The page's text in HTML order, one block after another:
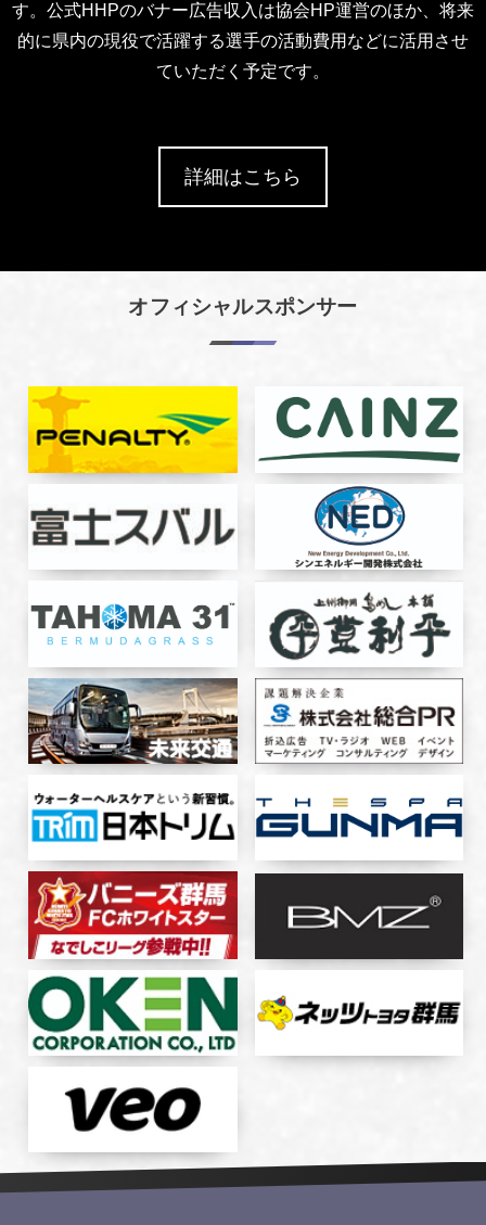
す。公式HHPのバナー広告収入は協会HP運営のほか、将来
的に県内の現役で活躍する選手の活動費用などに活用させ
ていただく予定です。
詳細はこちら
オフィシャルスポンサー